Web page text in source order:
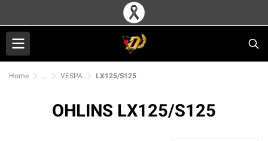
Home ... VESPA LX125/S125
OHLINS LX125/S125